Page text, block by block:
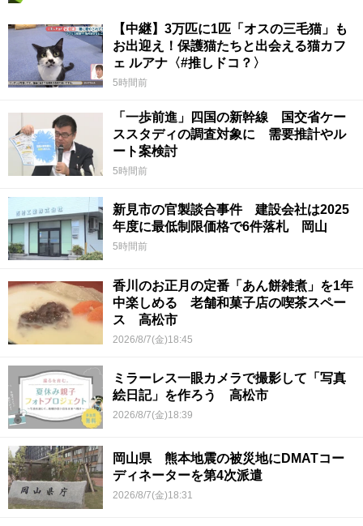
【中継】3万匹に1匹「オスの三毛猫」も
お出迎え！保護猫たちと出会える猫カフ
ェ ルアナ〈#推しドコ？〉
5時間前
「一歩前進」四国の新幹線 国交省ケー
ススタディの調査対象に 需要推計やル
ート案検討
5時間前
新見市の官製談合事件 建設会社は2025
年度に最低制限価格で6件落札 岡山
5時間前
香川のお正月の定番「あん餅雑煮」を1年
中楽しめる 老舗和菓子店の喫茶スペー
ス 高松市
2026/8/7(金)18:45
ミラーレス一眼カメラで撮影して「写真
絵日記」を作ろう 高松市
2026/8/7(金)18:39
岡山県 熊本地震の被災地にDMATコー
ディネーターを第4次派遣
2026/8/7(金)18:31